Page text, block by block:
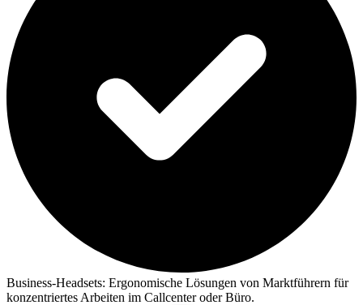
Business-Headsets: Ergonomische Lösungen von Marktführern für
konzentriertes Arbeiten im Callcenter oder Büro.